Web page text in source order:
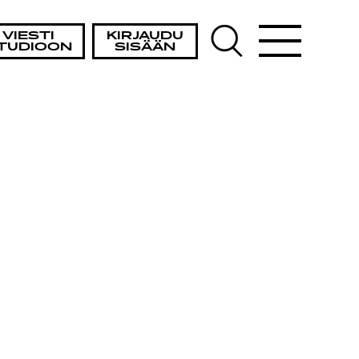
VIESTI
KIRJAUDU
SISÄÄN